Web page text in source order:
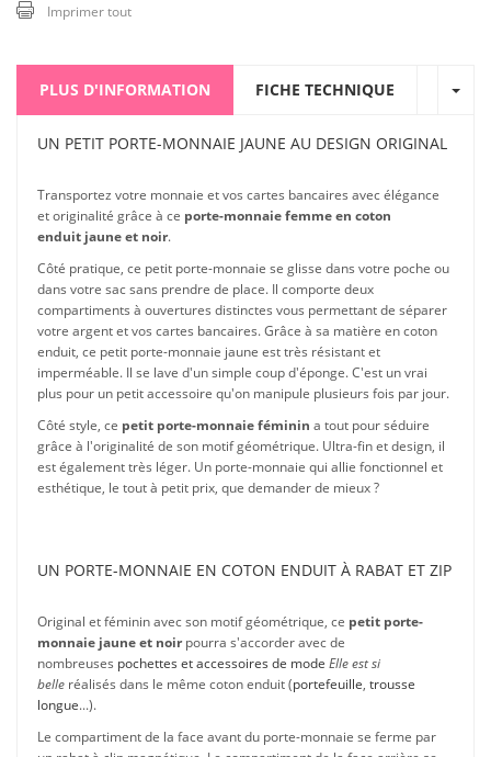
Imprimer tout
PLUS D'INFORMATION FICHE TECHNIQUE
UN PETIT PORTE-MONNAIE JAUNE AU DESIGN ORIGINAL
Transportez votre monnaie et vos cartes bancaires avec élégance
et originalité grâce à ce porte-monnaie femme en coton
enduit jaune et noir.
Côté pratique, ce petit porte-monnaie se glisse dans votre poche ou
dans votre sac sans prendre de place. Il comporte deux
compartiments à ouvertures distinctes vous permettant de séparer
votre argent et vos cartes bancaires. Grâce à sa matière en coton
enduit, ce petit porte-monnaie jaune est très résistant et
imperméable. Il se lave d'un simple coup d'éponge. C'est un vrai
plus pour un petit accessoire qu'on manipule plusieurs fois par jour.
Côté style, ce petit porte-monnaie féminin a tout pour séduire
grâce à l'originalité de son motif géométrique. Ultra-fin et design, il
est également très léger. Un porte-monnaie qui allie fonctionnel et
esthétique, le tout à petit prix, que demander de mieux ?
UN PORTE-MONNAIE EN COTON ENDUIT À RABAT ET ZIP
Original et féminin avec son motif géométrique, ce petit porte-
monnaie jaune et noirpourra s'accorder avec de
nombreuses pochettes et accessoires de mode Elle est si
belle réalisés dans le même coton enduit (portefeuille, trousse
longue...).
Le compartiment de la face avant du porte-monnaie se ferme par